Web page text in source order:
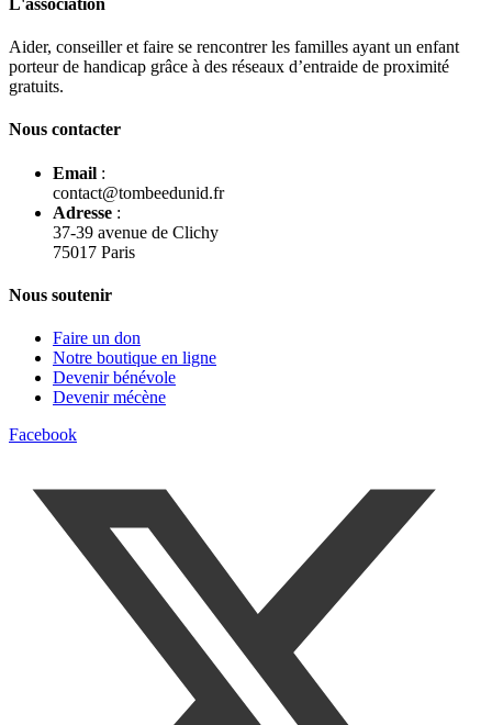
Aider, conseiller et faire se rencontrer les familles ayant un enfant
porteur de handicap grâce à des réseaux d’entraide de proximité
gratuits.
Nous contacter
Email :
contact@tombeedunid.fr
Adresse :
37-39 avenue de Clichy
75017 Paris
Nous soutenir
Faire un don
Notre boutique en ligne
Devenir bénévole
Devenir mécène
Facebook